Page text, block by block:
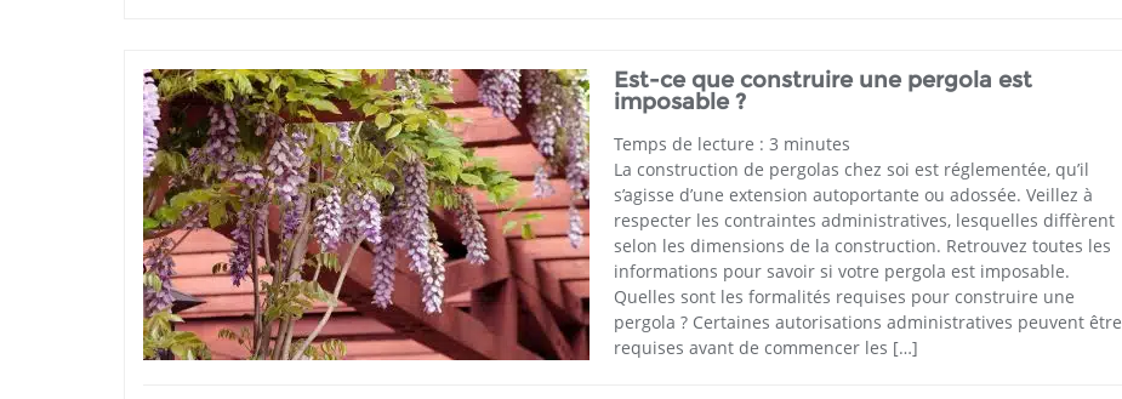
Est-ce que construire une pergola est
imposable ?
Temps de lecture : 3 minutes
La construction de pergolas chez soi est réglementée, qu’il
s’agisse d’une extension autoportante ou adossée. Veillez à
respecter les contraintes administratives, lesquelles diffèrent
selon les dimensions de la construction. Retrouvez toutes les
informations pour savoir si votre pergola est imposable.
Quelles sont les formalités requises pour construire une
pergola ? Certaines autorisations administratives peuvent être
requises avant de commencer les […]